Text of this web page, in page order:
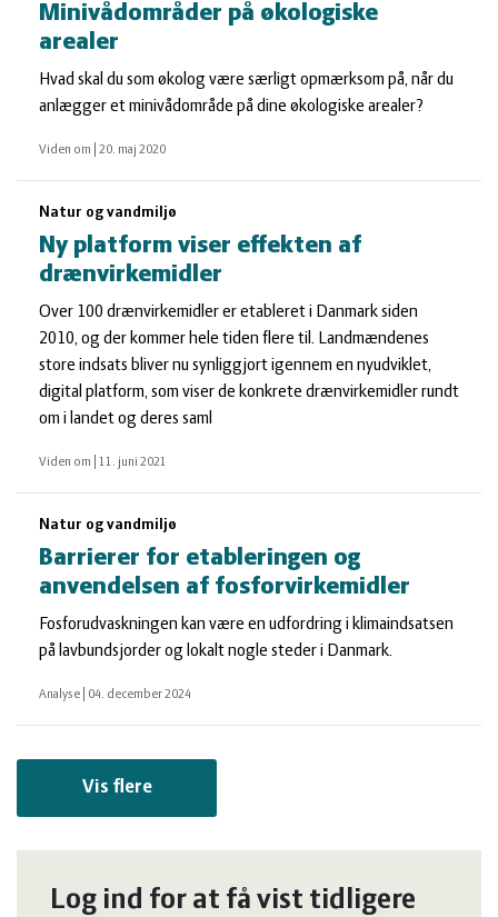
Minivådområder på økologiske
arealer
Hvad skal du som økolog være særligt opmærksom på, når du
anlægger et minivådområde på dine økologiske arealer?
Viden om 20. maj 2020
Natur og vandmiljø
Ny platform viser effekten af
drænvirkemidler
Over 100 drænvirkemidler er etableret i Danmark siden
2010, og der kommer hele tiden flere til. Landmændenes
store indsats bliver nu synliggjort igennem en nyudviklet,
digital platform, som viser de konkrete drænvirkemidler rundt
om i landet og deres saml
Viden om 11. juni 2021
Natur og vandmiljø
Barrierer for etableringen og
anvendelsen af fosforvirkemidler
Fosforudvaskningen kan være en udfordring i klimaindsatsen
på lavbundsjorder og lokalt nogle steder i Danmark.
Analyse 04. december 2024
Vis flere
Log ind for at få vist tidligere